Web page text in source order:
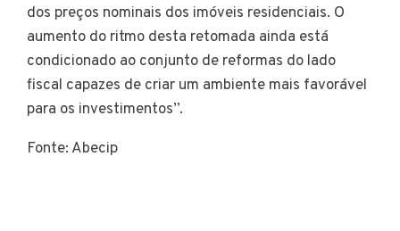
dos preços nominais dos imóveis residenciais. O
aumento do ritmo desta retomada ainda está
condicionado ao conjunto de reformas do lado
fiscal capazes de criar um ambiente mais favorável
para os investimentos”.
Fonte: Abecip